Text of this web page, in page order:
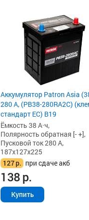
Аккумулятор Patron Asia
280 А, (PB38-280RA2C)
стандарт ЕС) B19
Ёмкость 38 А·ч,
Полярность обратная [- +],
Пусковой ток 280 А,
187x127x225
127р. при сдаче акб
138р.
Купить